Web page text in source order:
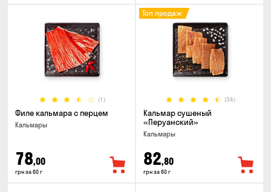
(1)
Филе кальмара с перцем
Кальмары
78,00
грн за 60 г
(34)
Топ продаж
Кальмар сушеный
«Перуанский»
Кальмары
82,80
грн за 60 г